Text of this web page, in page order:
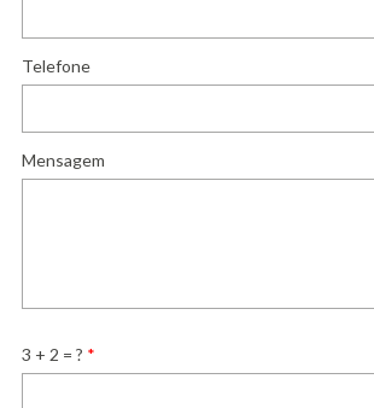
Telefone
Mensagem
3 + 2 = ? *